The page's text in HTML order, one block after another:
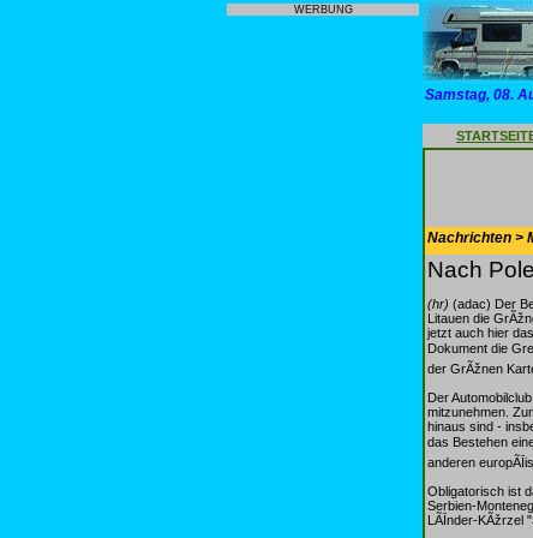
WERBUNG
Samstag, 08.
Nachrichten >
Nach
(hr) (adac) Der
Litauen die
jetzt auch hier
Dokument die
der GrÃžnen
Der
mitzunehmen.
hinaus sind -
das Bestehen
anderen
Obligatorisch ist
Serbien-
LÃĪnder-KÃžrzel